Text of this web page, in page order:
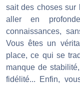
sait des choses sur
aller en
connaissances,
Vous êtes un
place, ce qui se
manque de
fidélité... Enfin,